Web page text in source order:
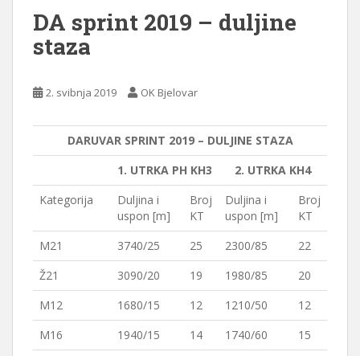
DA sprint 2019 – duljine
staza
2. svibnja 2019 OK Bjelovar
DARUVAR SPRINT 2019 – DULJINE STAZA
1. UTRKA PH KH3
2. UTRKA KH4
Kategorija
Duljina i
uspon [m]
Broj
KT
Duljina i
uspon [m]
Broj
KT
M21
3740/25 25 2300/85
22
Ž21
3090/20 19 1980/85
20
M12
1680/15 12 1210/50
12
M16
1940/15 14 1740/60
15